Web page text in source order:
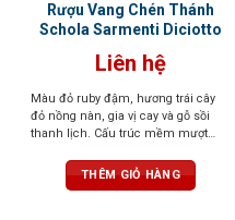
Rượu Vang Chén Thánh
Schola Sarmenti Diciotto
Liên hệ
Màu đỏ ruby đậm, hương trái cây
đỏ nồng nàn, gia vị cay và gỗ sồi
thanh lịch. Cấu trúc mềm mượt
vị kéo dài THÊM GIỎ HÀNG